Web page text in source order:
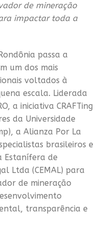
de mineração
impactar toda a
passa a
um dos mais
voltados à
escala. Liderada
a iniciativa CRAFTing
da Universidade
a Alianza Por La
brasileiros e
Estanífera de
Ltda (CEMAL) para
de mineração
transparência e